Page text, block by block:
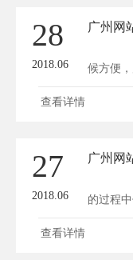
28
2018.06
建设
候方便
查看详情
27
2018.06
广州网
一个
的过程
那...
查看详情